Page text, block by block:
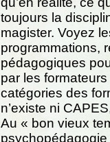
toujours la
magister. Voyez
programmations,
pédagogiques
par les
catégories des
n’existe ni
Au « bon vieux
psychopédagogie